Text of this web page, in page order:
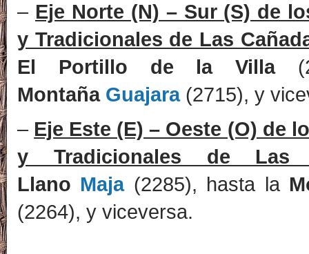
– Eje Norte (N) – Sur (S) de
y Tradicionales de Las
El Portillo de la Villa
Montaña Guajara(2715), y
– Eje Este (E) – Oeste (O) de
y Tradicionales de
Llano Maja(2285), hasta la
(2264), y viceversa.